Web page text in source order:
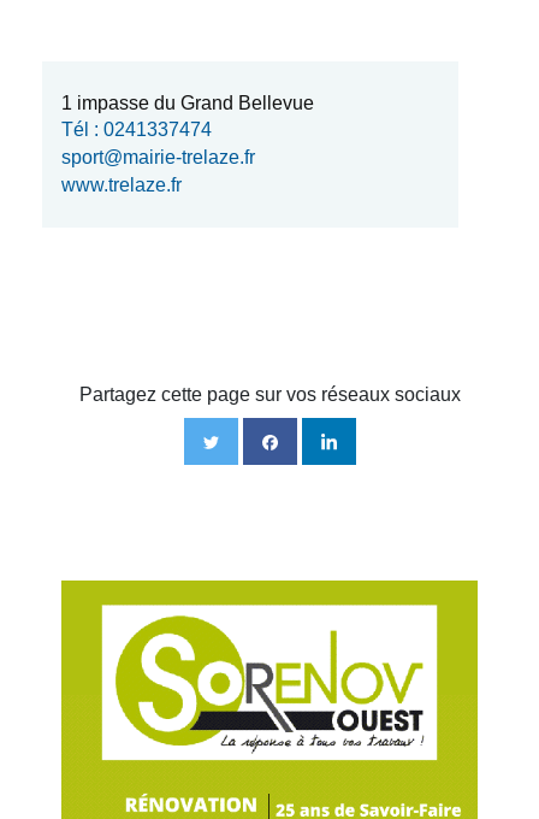
1 impasse du Grand Bellevue
Tél : 0241337474
sport@mairie-trelaze.fr
www.trelaze.fr
Partagez cette page sur vos réseaux sociaux